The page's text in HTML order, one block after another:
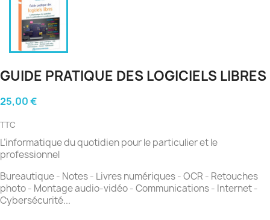
GUIDE PRATIQUE DES LOGICIELS LIBRES
25,00 €
TTC
L’informatique du quotidien pour le particulier et le
professionnel
Bureautique - Notes - Livres numériques - OCR - Retouches
photo - Montage audio-vidéo - Communications - Internet -
Cybersécurité...